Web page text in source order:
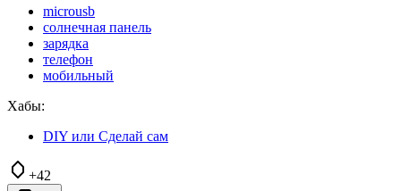
microusb
солнечная панель
зарядка
телефон
мобильный
Хабы:
DIY или Сделай сам
+42